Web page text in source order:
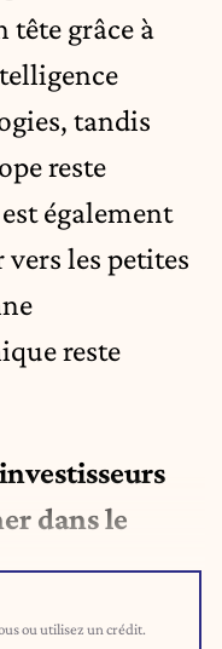
tête grâce à
tandis
reste
également
les petites
reste
dans le
ou utilisez un crédit.